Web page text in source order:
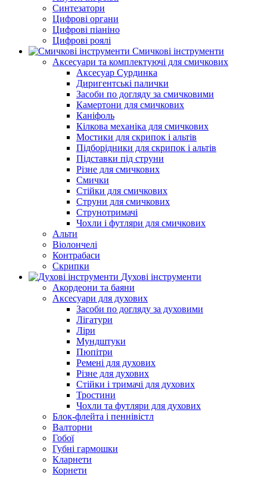
Синтезатори
Цифрові органи
Цифрові піаніно
Цифрові роялі
Смичкові інструменти
Аксесуари та комплектуючі для смичкових
Аксесуар Сурдинка
Диригентські палички
Засоби по догляду за смичковими
Камертони для смичкових
Каніфоль
Кілкова механіка для смичкових
Мостики для скрипок і альтів
Підборiдники для скрипок і альтів
Підставки під струни
Різне для смичкових
Смички
Стійки для смичкових
Струни для смичкових
Струнотримачі
Чохли і футляри для смичкових
Альти
Віолончелі
Контрабаси
Скрипки
Духові інструменти
Акордеони та баяни
Аксесуари для духових
Засоби по догляду за духовими
Лігатури
Ліри
Мундштуки
Пюпітри
Ремені для духових
Різне для духових
Стійки і тримачі для духових
Тростини
Чохли та футляри для духових
Блок-флейта і пеннівістл
Валторни
Гобої
Губні гармошки
Кларнети
Корнети